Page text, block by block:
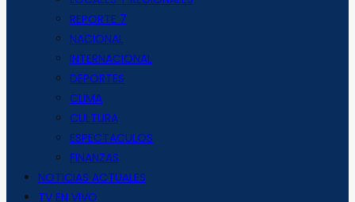
REPORTE 7
NACIONAL
INTERNACIONAL
DEPORTES
CLIMA
CULTURA
ESPECTACULOS
FINANZAS
NOTICIAS ACTUALES
TV EN VIVO